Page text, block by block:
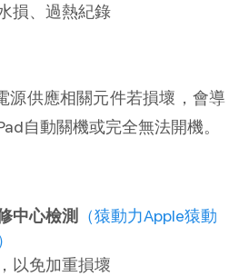
損、過熱紀錄
源供應相關元件若損壞，會導
自動關機或完全無法開機。
中心檢測
（猿動力Apple猿動
以免加重損壞